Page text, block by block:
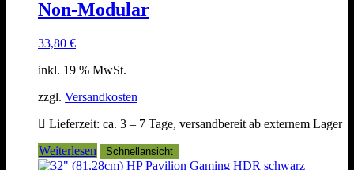
Non-Modular
33,80 €
inkl. 19 % MwSt.
zzgl. Versandkosten
Lieferzeit: ca. 3 – 7 Tage, versandbereit ab externem Lager
Weiterlesen
Schnellansicht